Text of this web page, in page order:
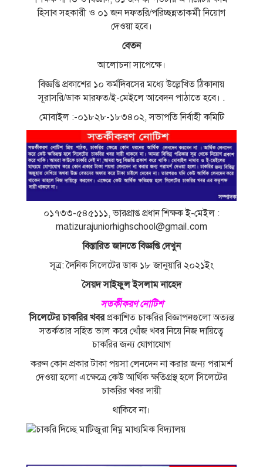
হিসাব সহকারী ও ০১ জন দফতরি/পরিচ্ছন্নতাকর্মী নিয়ােগ
দেওয়া হবে।
বেতন
আলােচনা সাপেক্ষে।
বিজ্ঞপ্তি প্রকাশের ১০ কর্মদিবসের মধ্যে উল্লেখিত ঠিকানায়
সূরাসরি/ডাক মারফত/ই-মেইলে আবেদন পাঠাতে হবে। .
মােবাইল :-০১৮২৮-১৮৩৪০২, সভাপতি নির্বাহী কমিটি
০১৭৩৩-৫৪৫১১১, ভারপ্রাপ্ত প্রধান শিক্ষক ই-মেইল :
matizurajuniorhighschool@gmail.com
বিস্তারিত জানতে বিজ্ঞপ্তি দেখুন
সূত্র: দৈনিক সিলেটের ডাক ১৮ জানুয়ারি ২০২১ইং
সৈয়দ সাইফুল ইসলাম নাহেদ
সতর্কীকরণ নােটিশ
সিলেটের চাকরির খবরপ্রকাশিত চাকরির বিজ্ঞাপনগুলাে অত্যন্ত
সতর্কতার সহিত ভাল করে খোঁজ খবর নিয়ে নিজ দায়িত্বে
চাকরির জন্য যােগাযােগ
করুন কোন প্রকার টাকা পয়সা লেনদেন না করার জন্য পরামর্শ
দেওয়া হলাে এক্ষেত্রে কেউ আর্থিক ক্ষতিগ্রস্থ হলে সিলেটের
চাকরির খবর দায়ী
থাকিবে না।